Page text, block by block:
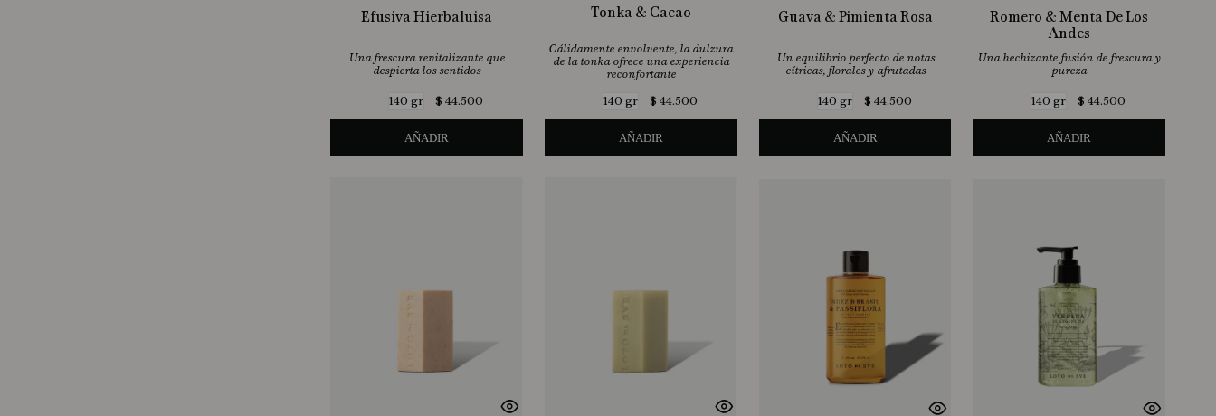
Efusiva Hierbaluisa
Una frescura revitalizante que
despierta los sentidos
140 gr $ 44.500
AÑADIR
Tonka & Cacao
Cálidamente envolvente, la dulzura
de la tonka ofrece una experiencia
reconfortante
140 gr
$ 44.500
AÑADIR
Guava & Pimienta Rosa
Un equilibrio perfecto de notas
cítricas, florales y afrutadas
140 gr $ 44.500
AÑADIR
Romero & Menta De Los
Andes
Una hechizante fusión de frescura y
pureza
140 gr $ 44.500
AÑADIR